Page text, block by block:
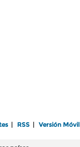
RSS Versión Móvil